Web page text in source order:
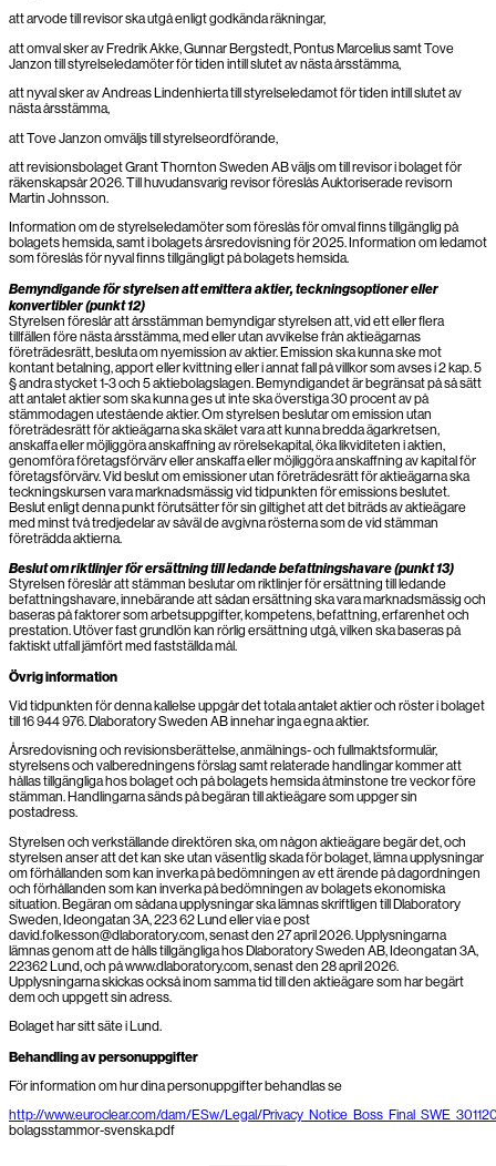
att arvode till revisor ska utgå enligt godkända räkningar,
att omval sker av Fredrik Akke, Gunnar Bergstedt, Pontus Marcelius samt Tove
Janzon till styrelseledamöter för tiden intill slutet av nästa årsstämma,
att nyval sker av Andreas Lindenhierta till styrelseledamot för tiden intill slutet av
nästa årsstämma,
att Tove Janzon omväljs till styrelseordförande,
att revisionsbolaget Grant Thornton Sweden AB väljs om till revisor i bolaget för
räkenskapsår 2026. Till huvudansvarig revisor föreslås Auktoriserade revisorn
Martin Johnsson.
Information om de styrelseledamöter som föreslås för omval finns tillgänglig på
bolagets hemsida, samt i bolagets årsredovisning för 2025. Information om ledamot
som föreslås för nyval finns tillgängligt på bolagets hemsida.
Bemyndigande för styrelsen att emittera aktier, teckningsoptioner eller
konvertibler (punkt 12)
Styrelsen föreslår att årsstämman bemyndigar styrelsen att, vid ett eller flera
tillfällen före nästa årsstämma, med eller utan avvikelse från aktieägarnas
företrädesrätt, besluta om nyemission av aktier. Emission ska kunna ske mot
kontant betalning, apport eller kvittning eller i annat fall på villkor som avses i 2 kap. 5
§ andra stycket 1-3 och 5 aktiebolagslagen. Bemyndigandet är begränsat på så sätt
att antalet aktier som ska kunna ges ut inte ska överstiga 30 procent av på
stämmodagen utestående aktier. Om styrelsen beslutar om emission utan
företrädesrätt för aktieägarna ska skälet vara att kunna bredda ägarkretsen,
anskaffa eller möjliggöra anskaffning av rörelsekapital, öka likviditeten i aktien,
genomföra företagsförvärv eller anskaffa eller möjliggöra anskaffning av kapital för
företagsförvärv. Vid beslut om emissioner utan företrädesrätt för aktieägarna ska
teckningskursen vara marknadsmässig vid tidpunkten för emissions beslutet.
Beslut enligt denna punkt förutsätter för sin giltighet att det biträds av aktieägare
med minst två tredjedelar av såväl de avgivna rösterna som de vid stämman
företrädda aktierna.
Beslut om riktlinjer för ersättning till ledande befattningshavare (punkt 13)
Styrelsen föreslår att stämman beslutar om riktlinjer för ersättning till ledande
befattningshavare, innebärande att sådan ersättning ska vara marknadsmässig och
baseras på faktorer som arbetsuppgifter, kompetens, befattning, erfarenhet och
prestation. Utöver fast grundlön kan rörlig ersättning utgå, vilken ska baseras på
faktiskt utfall jämfört med fastställda mål.
Övrig information
Vid tidpunkten för denna kallelse uppgår det totala antalet aktier och röster i bolaget
till 16 944 976. Dlaboratory Sweden AB innehar inga egna aktier.
Årsredovisning och revisionsberättelse, anmälnings- och fullmaktsformulär,
styrelsens och valberedningens förslag samt relaterade handlingar kommer att
hållas tillgängliga hos bolaget och på bolagets hemsida åtminstone tre veckor före
stämman. Handlingarna sänds på begäran till aktieägare som uppger sin
postadress.
Styrelsen och verkställande direktören ska, om någon aktieägare begär det, och
styrelsen anser att det kan ske utan väsentlig skada för bolaget, lämna upplysningar
om förhållanden som kan inverka på bedömningen av ett ärende på dagordningen
och förhållanden som kan inverka på bedömningen av bolagets ekonomiska
situation. Begäran om sådana upplysningar ska lämnas skriftligen till Dlaboratory
Sweden, Ideongatan 3A, 223 62 Lund eller via e post
david.folkesson@dlaboratory.com, senast den 27 april 2026. Upplysningarna
lämnas genom att de hålls tillgängliga hos Dlaboratory Sweden AB, Ideongatan 3A,
22362 Lund, och på www.dlaboratory.com, senast den 28 april 2026.
Upplysningarna skickas också inom samma tid till den aktieägare som har begärt
dem och uppgett sin adress.
Bolaget har sitt säte i Lund.
Behandling av personuppgifter
För information om hur dina personuppgifter behandlas se
http://www.euroclear.com/dam/ESw/Legal/
bolagsstammor-svenska.pdf